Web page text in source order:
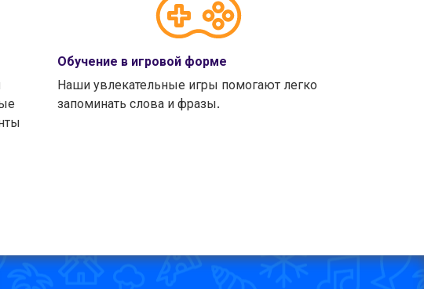
Обучение в игровой форме
Наши увлекательные игры помогают легко
запоминать слова и фразы.